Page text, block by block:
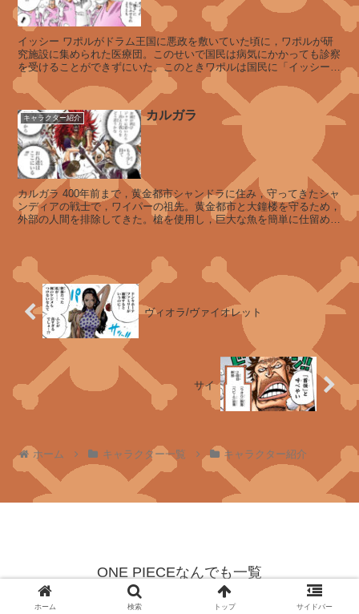
ン
ビ
ア
イ
ブ
ー
チ
ン
イ
イッシー ワポルがドラム王国に悪政を敷いていた頃に，ワポルが研
究施設に集められた医療団。このせいで国民は病気にかかっても診察
を受けることができずにいた。このときワポルは国民に「イッシーは
全員病気にかかった」と...
キャラクター紹介 カルガラ
カルガラ 400年前まで，黄金都市シャンドラに住み，守ってきたシャ
ンディアの戦士で，ワイパーの祖先。黄金都市と大鐘楼を守るため，
外部の人間を排除してきた。槍を使用し，巨大な魚を簡単に仕留める
ヴィオラ/ヴァイオレット
サイ
ホーム キャラクター一覧 キャラクター紹介
ONE PIECEなんでも一覧
© 2023 ONE PIECEなんでも一覧.
ホーム 検索 トップ サイドバー